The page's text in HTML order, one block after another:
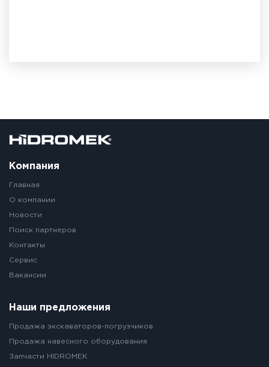
Компания
Главная
О компании
Новости
Поиск партнеров
Контакты
Сервис
Вакансии
Наши предложения
Продажа экскаваторов-погрузчиков
Продажа навесного оборудования
Запчасти HIDROMEK